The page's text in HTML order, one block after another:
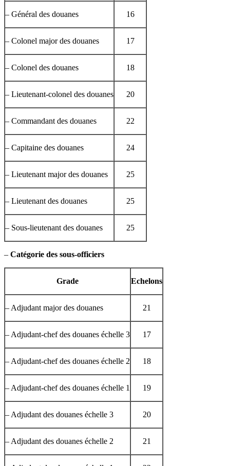
– Général des douanes 16
– Colonel major des douanes 17
– Colonel des douanes 18
– Lieutenant-colonel des douanes 20
– Commandant des douanes 22
– Capitaine des douanes 24
– Lieutenant major des douanes 25
– Lieutenant des douanes 25
– Sous-lieutenant des douanes 25
– Catégorie des sous-officiers
Grade Echelons
– Adjudant major des douanes 21
– Adjudant-chef des douanes échelle 3 17
– Adjudant-chef des douanes échelle 2 18
– Adjudant-chef des douanes échelle 1 19
– Adjudant des douanes échelle 3 20
– Adjudant des douanes échelle 2 21